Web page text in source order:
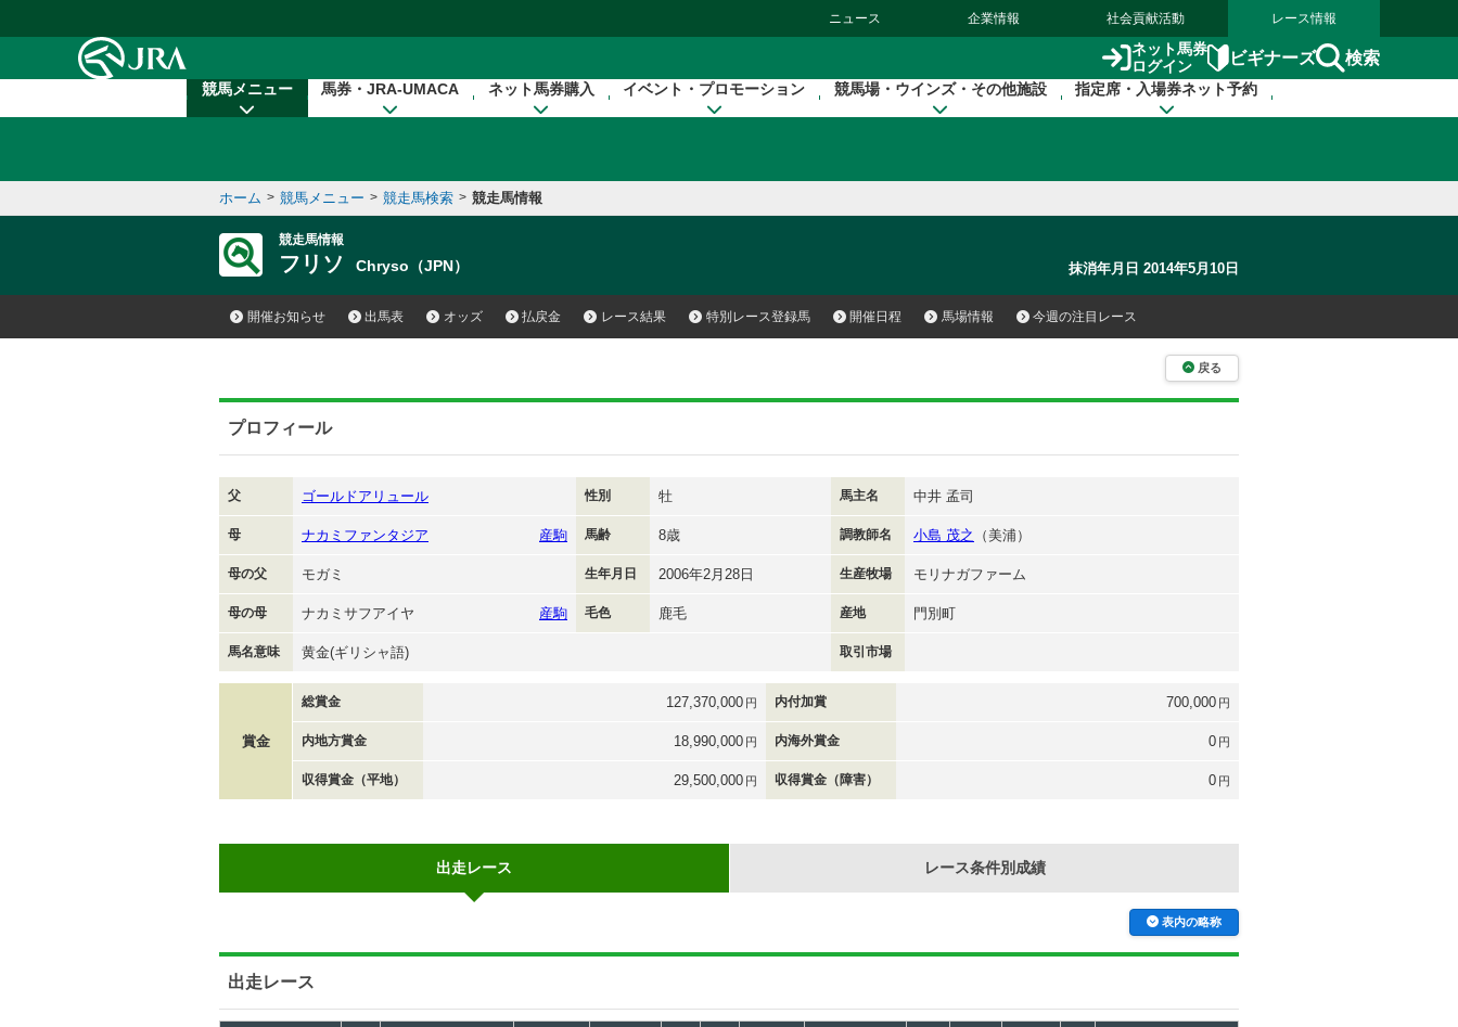
ニュース 企業情報 社会貢献活動 レース情報
ネット馬券
ログイン
ビギナーズ 検索
競馬メニュー 馬券・JRA-UMACA ネット馬券購入 イベント・プロモーション 競馬場・ウインズ・その他施設 指定席・入場券ネット予約
ホーム > 競馬メニュー > 競走馬検索 > 競走馬情報
競走馬情報
フリソ Chryso（JPN） 抹消年月日 2014年5月10日
開催お知らせ 出馬表 オッズ 払戻金 レース結果 特別レース登録馬 開催日程 馬場情報 今週の注目レース
戻る
プロフィール
父 ゴールドアリュール 性別 牡 馬主名 中井 孟司
母 ナカミファンタジア 産駒 馬齢 8歳 調教師名 小島 茂之 （美浦）
母の父 モガミ 生年月日 2006年2月28日 生産牧場 モリナガファーム
母の母 ナカミサフアイヤ 産駒 毛色 鹿毛 産地 門別町
馬名意味 黄金(ギリシャ語) 取引市場
賞金
総賞金 127,370,000 円 内付加賞 700,000 円
内地方賞金 18,990,000 円 内海外賞金 0 円
収得賞金（平地） 29,500,000 円 収得賞金（障害） 0 円
出走レース レース条件別成績
表内の略称
出走レース